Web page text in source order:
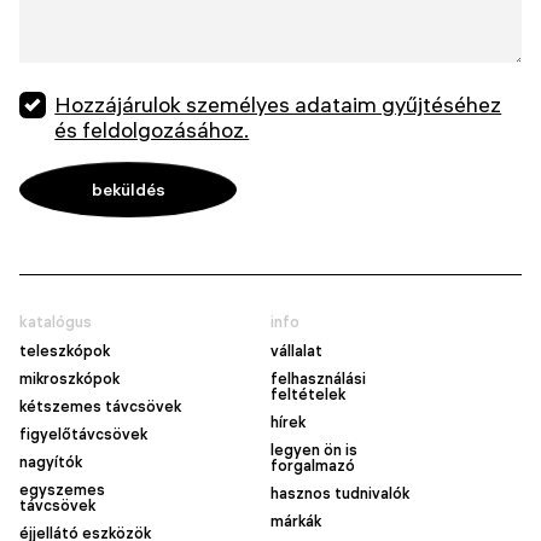
Hozzájárulok személyes adataim gyűjtéséhez
és feldolgozásához.
katalógus
teleszkópok
mikroszkópok
kétszemes távcsövek
figyelőtávcsövek
nagyítók
egyszemes
távcsövek
éjjellátó eszközök
info
vállalat
felhasználási
feltételek
hírek
legyen ön is
forgalmazó
hasznos tudnivalók
márkák